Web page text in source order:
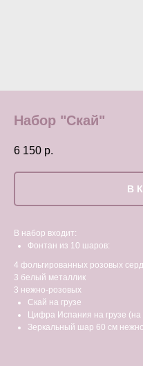
Набор "Скай"
6 150 р.
В
В набор входит:
Фонтан из 10 шаров:
4 фольгированных розовых
3 белый металлик
3 нежно-розовых
Скай на грузе
Цифра Испания на грузе
Зеркальный шар 60 см